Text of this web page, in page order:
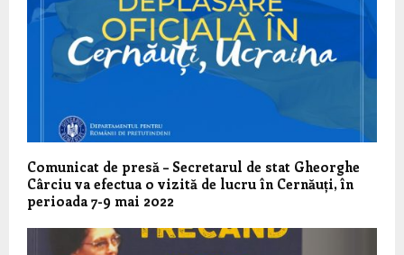
Comunicat de presă – Secretarul de stat Gheorghe
Cârciu va efectua o vizită de lucru în Cernăuți, în
perioada 7-9 mai 2022